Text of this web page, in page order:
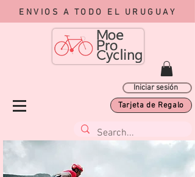
ENVIOS A TODO EL URUGUAY
Tarjeta de Regalo
Iniciar sesión